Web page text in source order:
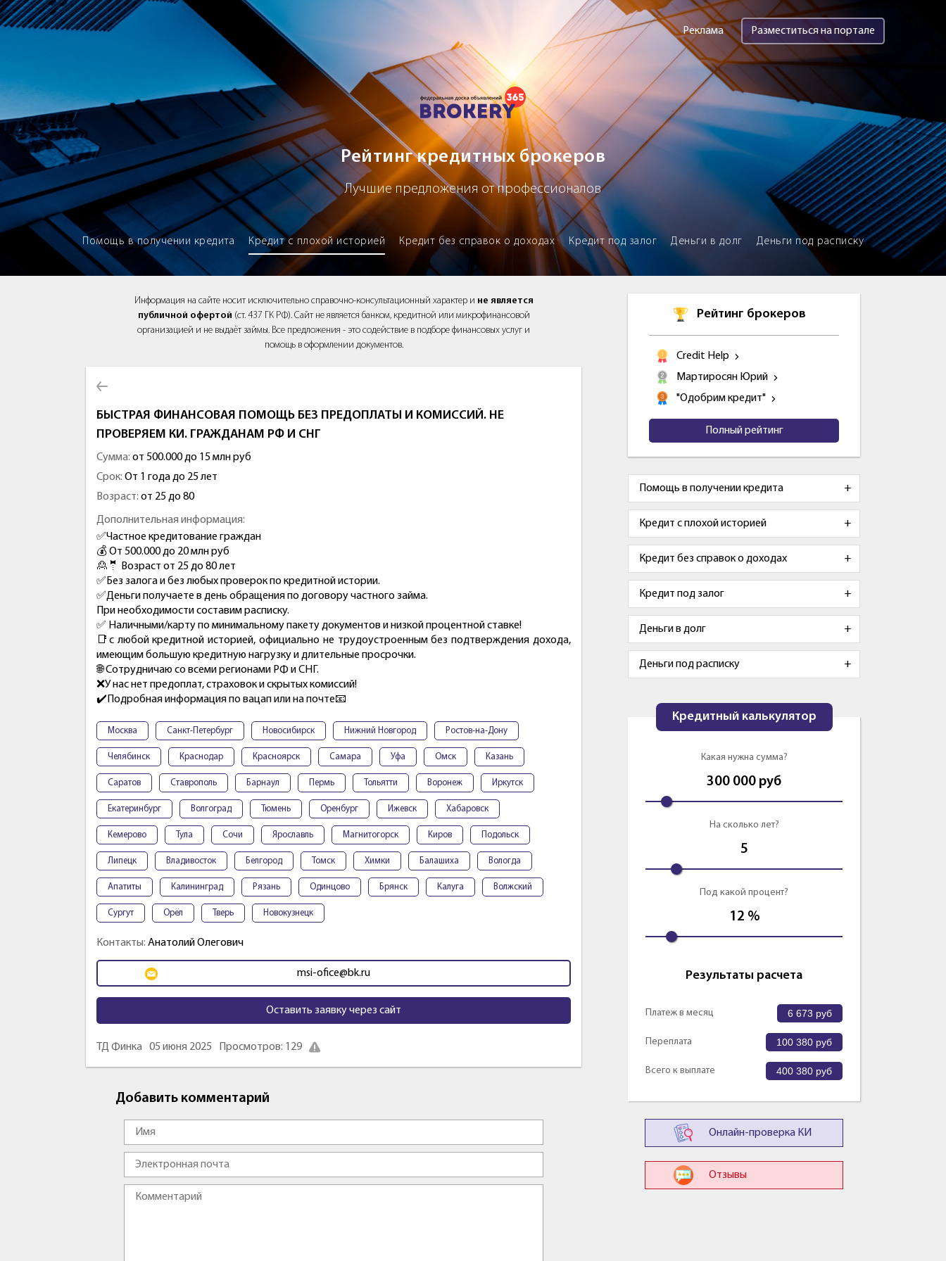
Brokery365 - Рейтинг кредитных брокеров
Реклама Разместиться на портале
Рейтинг кредитных брокеров
Лучшие предложения от профессионалов
Помощь в получении кредита Кредит с плохой историей Кредит без справок о доходах Кредит под залог Деньги в долг Деньги под расписку
Информация на сайте носит исключительно справочно-консультационный характер и не является
публичной офертой (ст. 437 ГК РФ). Сайт не является банком, кредитной или микрофинансовой
организацией и не выдаёт займы. Все предложения - это содействие в подборе финансовых услуг и
помощь в оформлении документов.
БЫСТРАЯ ФИНАНСОВАЯ ПОМОЩЬ БЕЗ ПРЕДОПЛАТЫ И КОМИССИЙ. НЕ
ПРОВЕРЯЕМ КИ. ГРАЖДАНАМ РФ И СНГ
Сумма: от 500.000 до 15 млн руб
Срок: От 1 года до 25 лет
Возраст: от 25 до 80
Дополнительная информация:
✅Частное кредитование граждан
💰 От 500.000 до 20 млн руб
🙎🤵 Возраст от 25 до 80 лет
✅Без залога и без любых проверок по кредитной истории.
✅Деньги получаете в день обращения по договору частного займа.
При необходимости составим расписку.
✅ Наличными/карту по минимальному пакету документов и низкой процентной ставке!
📑с любой кредитной историей, официально не трудоустроенным без подтверждения дохода,
имеющим большую кредитную нагрузку и длительные просрочки.
🌐 Сотрудничаю со всеми регионами РФ и СНГ.
❌У нас нет предоплат, страховок и скрытых комиссий!
✔️Подробная информация по вацап или на почте📧
Москва Санкт-Петербург Новосибирск Нижний Новгород Ростов-на-Дону
Челябинск Краснодар Красноярск Самара Уфа Омск Казань
Саратов Ставрополь Барнаул Пермь Тольятти Воронеж Иркутск
Екатеринбург Волгоград Тюмень Оренбург Ижевск Хабаровск
Кемерово Тула Сочи Ярославль Магнитогорск Киров Подольск
Липецк Владивосток Белгород Томск Химки Балашиха Вологда
Апатиты Калининград Рязань Одинцово Брянск Калуга Волжский
Сургут Орёл Тверь Новокузнецк
Контакты: Анатолий Олегович
msi-ofice@bk.ru
Оставить заявку через сайт
ТД Финка 05 июня 2025 Просмотров: 129
Добавить комментарий
Рейтинг брокеров
Credit Help
Мартиросян Юрий
"Одобрим кредит"
Полный рейтинг
Помощь в получении кредита
Кредит с плохой историей
Кредит без справок о доходах
Кредит под залог
Деньги в долг
Деньги под расписку
Кредитный калькулятор
Какая нужна сумма?
300 000 руб
На сколько лет?
5
Под какой процент?
12 %
Результаты расчета
Платеж в месяц 6 673 руб
Переплата 100 380 руб
Всего к выплате 400 380 руб
Онлайн-проверка КИ
Отзывы